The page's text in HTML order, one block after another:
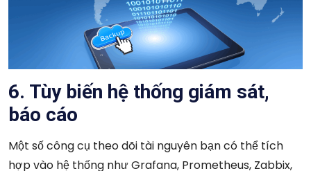
6. Tùy biến hệ thống giám sát,
báo cáo
Một số công cụ theo dõi tài nguyên bạn có thể tích
hợp vào hệ thống như Grafana, Prometheus, Zabbix,